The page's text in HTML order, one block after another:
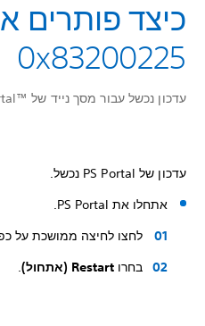
כיצד פותרים
0x83200225
עדכון נכשל עבור מסך נייד של PlayStation Portal™‎.
עדכון של PS Portal נכשל.
אתחלו את PS Portal.
לחצו לחיצה ממושכת על
בחרו Restart (אתחול) .